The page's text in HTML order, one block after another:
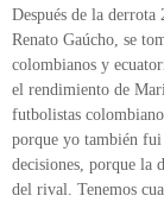
Después de la
Renato Gaúcho, se
colombianos y
el rendimiento de
futbolistas
porque yo también fui
decisiones, porque la
del rival. Tenemos